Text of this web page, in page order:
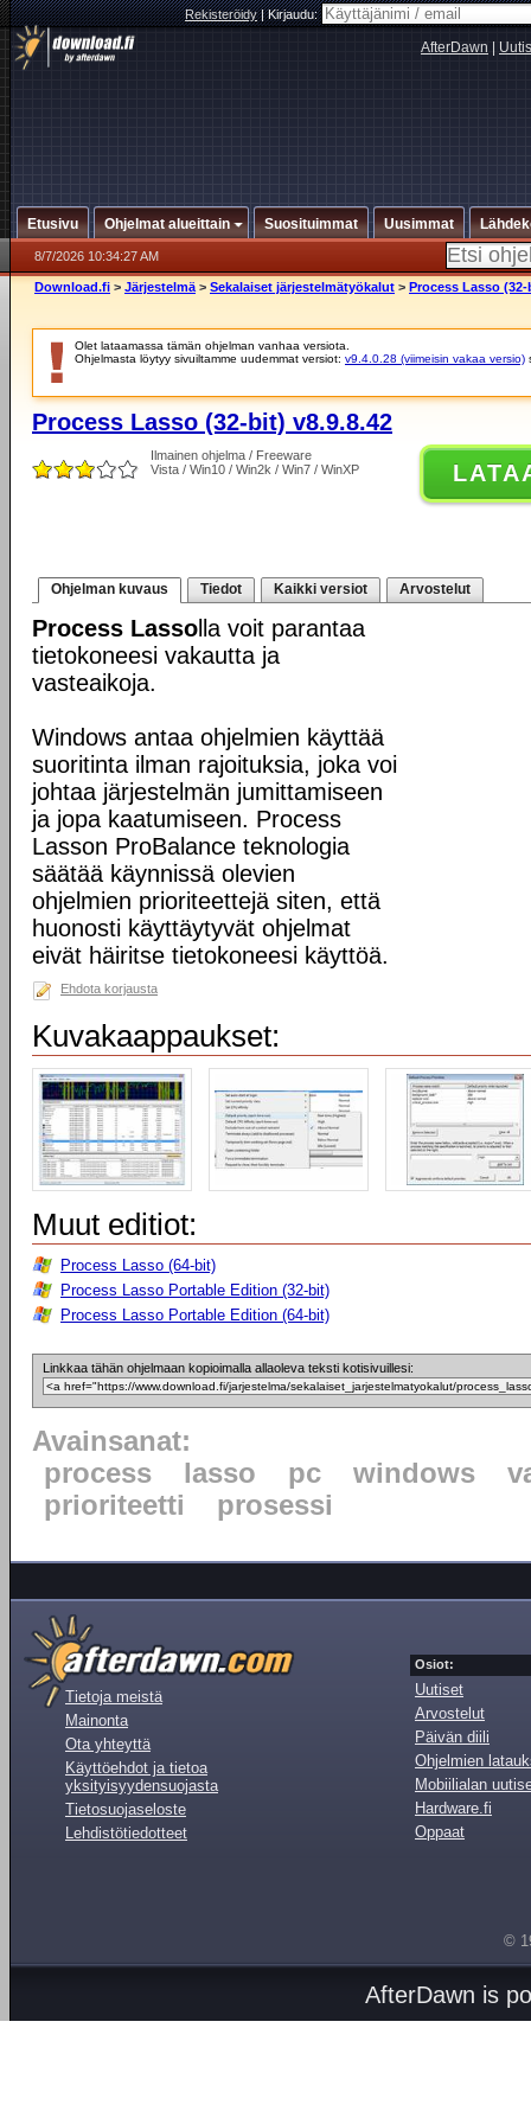
Rekisteröidy|Kirjaudu:
AfterDawn
Etusivu Ohjelmat alueittain Suosituimmat Uusimmat
8/7/2026 10:34:27 AM
Download.fi > Järjestelmä > Sekalaiset järjestelmätyökalut > Process Lasso (32-
Olet lataamassa tämän ohjelman vanhaa versiota.
Ohjelmasta löytyy sivuiltamme uudemmat versiot: v9.4.0.28 (viimeisin vakaa versio)
Process Lasso (32-bit) v8.9.8.42
Ilmainen ohjelma / Freeware
Vista / Win10 / Win2k / Win7 / WinXP
Ohjelman kuvaus Tiedot Kaikki versiot Arvostelut
Process Lasso lla voit parantaa
tietokoneesi vakautta ja
vasteaikoja.
Windows antaa ohjelmien käyttää
suoritinta ilman rajoituksia, joka voi
johtaa järjestelmän jumittamiseen
ja jopa kaatumiseen. Process
Lasson ProBalance teknologia
säätää käynnissä olevien
ohjelmien prioriteettejä siten, että
huonosti käyttäytyvät ohjelmat
eivät häiritse tietokoneesi käyttöä.
Ehdota korjausta
Kuvakaappaukset:
Muut editiot:
Process Lasso (64-bit)
Process Lasso Portable Edition (32-bit)
Process Lasso Portable Edition (64-bit)
Linkkaa tähän ohjelmaan kopioimalla allaoleva teksti kotisivuillesi:
Avainsanat:
process
lasso pc windows
prioriteetti
prosessi
Tietoja meistä
Mainonta
Ota yhteyttä
Käyttöehdot ja tietoa
yksityisyydensuojasta
Tietosuojaseloste
Lehdistötiedotteet
Osiot:
Uutiset
Arvostelut
Päivän diili
Ohjelmien
Mobiilialan
Hardware.fi
Oppaat
©
AfterDawn is